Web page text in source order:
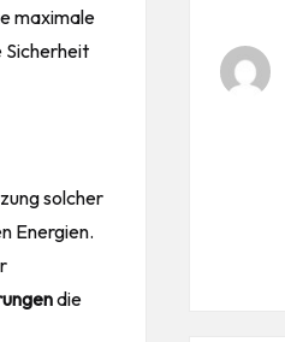
maximale
Sicherheit
solcher
Energien.
die